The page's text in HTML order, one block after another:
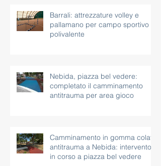
Barrali: attrezzature volley e
pallamano per campo sportivo
polivalente
Nebida, piazza bel vedere:
completato il camminamento
antitrauma per area gioco
Camminamento in gomma colata
antitrauma a Nebida: intervento
in corso a piazza bel vedere